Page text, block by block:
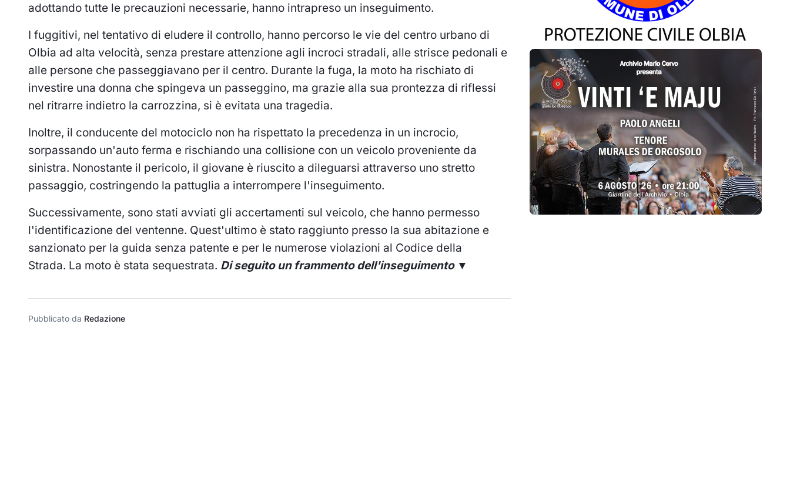
adottando tutte le precauzioni necessarie, hanno intrapreso un inseguimento.
I fuggitivi, nel tentativo di eludere il controllo, hanno percorso le vie del centro urbano di
Olbia ad alta velocità, senza prestare attenzione agli incroci stradali, alle strisce pedonali e
alle persone che passeggiavano per il centro. Durante la fuga, la moto ha rischiato di
investire una donna che spingeva un passeggino, ma grazie alla sua prontezza di riflessi
nel ritrarre indietro la carrozzina, si è evitata una tragedia.
Inoltre, il conducente del motociclo non ha rispettato la precedenza in un incrocio,
sorpassando un'auto ferma e rischiando una collisione con un veicolo proveniente da
sinistra. Nonostante il pericolo, il giovane è riuscito a dileguarsi attraverso uno stretto
passaggio, costringendo la pattuglia a interrompere l'inseguimento.
Successivamente, sono stati avviati gli accertamenti sul veicolo, che hanno permesso
l'identificazione del ventenne. Quest'ultimo è stato raggiunto presso la sua abitazione e
sanzionato per la guida senza patente e per le numerose violazioni al Codice della
Strada. La moto è stata sequestrata. Di seguito un frammento dell'inseguimento ▼
Pubblicato da Redazione